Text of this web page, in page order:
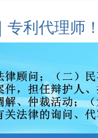
利代理师！